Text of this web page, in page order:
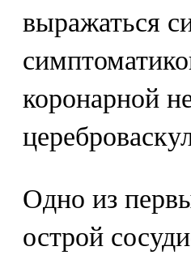
выражаться
коронарной
Одно из
острой